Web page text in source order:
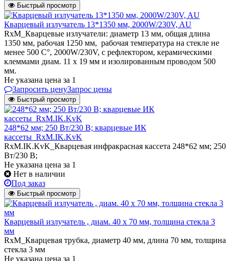
Быстрый просмотр
Кварцевый излучатель 13*1350 мм, 2000W/230V, AU
RxM_Кварцевые излучатели: диаметр 13 мм, общая длина
1350 мм, рабочая 1250 мм, рабочая температура на стекле не
менее 500 C°, 2000W/230V, с рефлектором, керамическими
клеммами диам. 11 х 19 мм и изолированным проводом 500
мм.
Не указана цена за 1
Запросить ценуЗапрос цены
Быстрый просмотр
248*62 мм; 250 Вт/230 В; кварцевые ИК
кассеты_RxM.IK.KvK
RxM.IK.KvK_Кварцевая инфракрасная кассета 248*62 мм; 250
Вт/230 В;
Не указана цена за 1
Нет в наличии
Под заказ
Быстрый просмотр
Кварцевый излучатель , диам. 40 х 70 мм, толщина стекла 3
мм
RxM_Кварцевая трубка, диаметр 40 мм, длина 70 мм, толщина
стекла 3 мм
Не указана цена за 1